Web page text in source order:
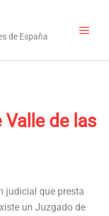
de España
Valle de las
judicial que presta
un Juzgado de